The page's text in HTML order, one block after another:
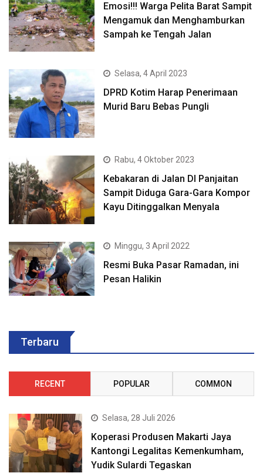
Emosi!!! Warga Pelita Barat Sampit
Mengamuk dan Menghamburkan
Sampah ke Tengah Jalan
Selasa, 4 April 2023
DPRD Kotim Harap Penerimaan
Murid Baru Bebas Pungli
Rabu, 4 Oktober 2023
Kebakaran di Jalan DI Panjaitan
Sampit Diduga Gara-Gara Kompor
Kayu Ditinggalkan Menyala
Minggu, 3 April 2022
Resmi Buka Pasar Ramadan, ini
Pesan Halikin
Terbaru
RECENT POPULAR COMMON
Selasa, 28 Juli 2026
Koperasi Produsen Makarti Jaya
Kantongi Legalitas Kemenkumham,
Yudik Sulardi Tegaskan